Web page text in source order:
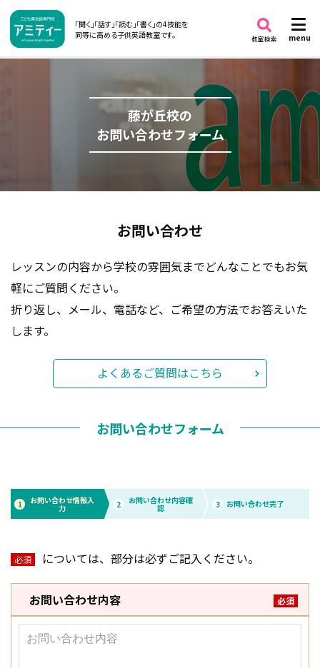
「聞く」「話す」「読む」「書く」の4技能を
同等に高める子供英語教室です。
menu
教室検索
藤が丘校の
お問い合わせフォーム
お問い合わせ
レッスンの内容から学校の雰囲気までどんなことでもお気
軽にご質問ください。
折り返し、メール、電話など、ご希望の方法でお答えいた
します。
よくあるご質問はこちら
お問い合わせフォーム
1 お問い合わせ情報入
力 2 お問い合わせ内容確
認 3 お問い合わせ完了
必須 については、部分は必ずご記入ください。
お問い合わせ内容 必須